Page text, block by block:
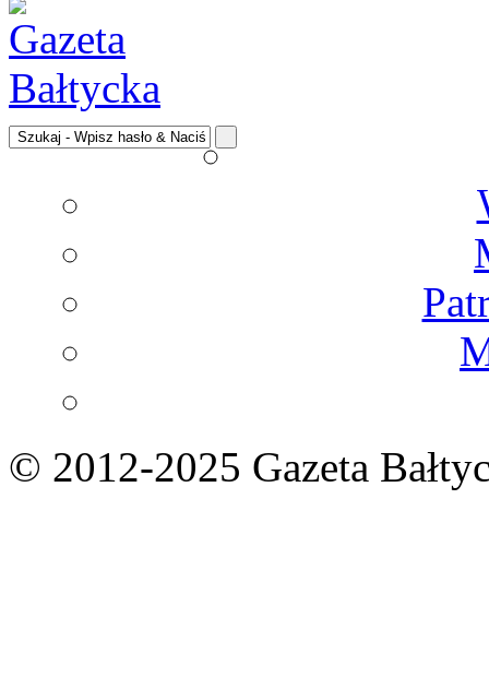
© 2012-2025 Gazeta